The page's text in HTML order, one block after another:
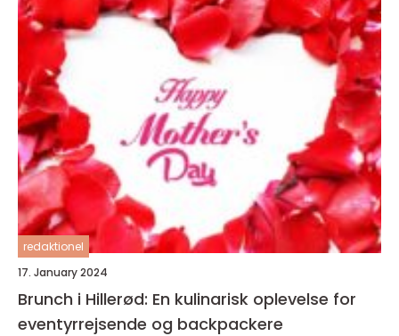
redaktionel
17. January 2024
Brunch i Hillerød: En kulinarisk oplevelse for
eventyrrejsende og backpackere